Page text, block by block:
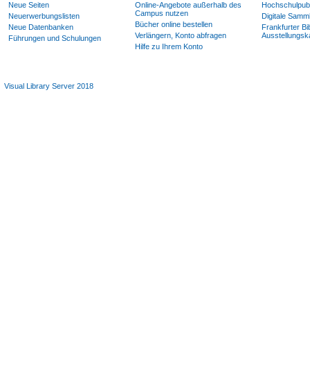
Neue Seiten
Neuerwerbungslisten
Neue Datenbanken
Führungen und Schulungen
Online-Angebote außerhalb des
Campus nutzen
Bücher online bestellen
Verlängern, Konto abfragen
Hilfe zu Ihrem Konto
Digitale
Frankfurter
Visual Library Server 2018